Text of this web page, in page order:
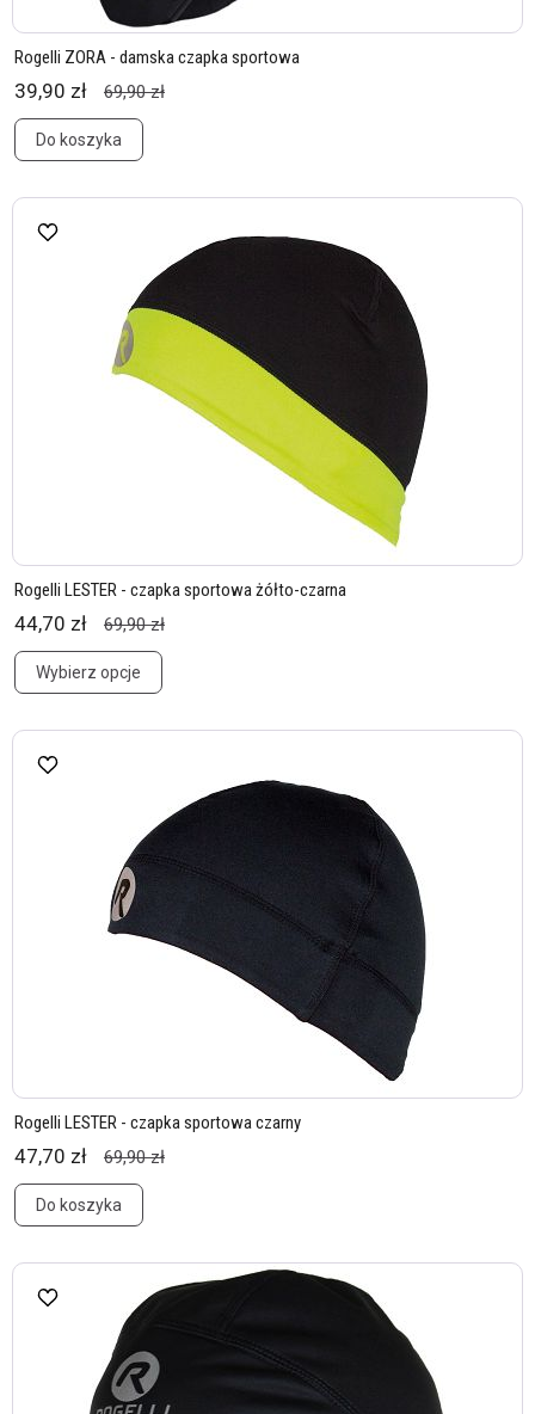
Rogelli ZORA - damska czapka sportowa
39,90 zł 69,90 zł
Do koszyka
Rogelli LESTER - czapka sportowa żółto-czarna
44,70 zł 69,90 zł
Wybierz opcje
Rogelli LESTER - czapka sportowa czarny
47,70 zł 69,90 zł
Do koszyka